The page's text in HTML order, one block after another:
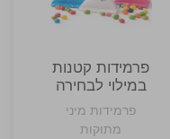
פרמידות קטנות
במילוי לבחירה
פרמידות מיני
מתוקות